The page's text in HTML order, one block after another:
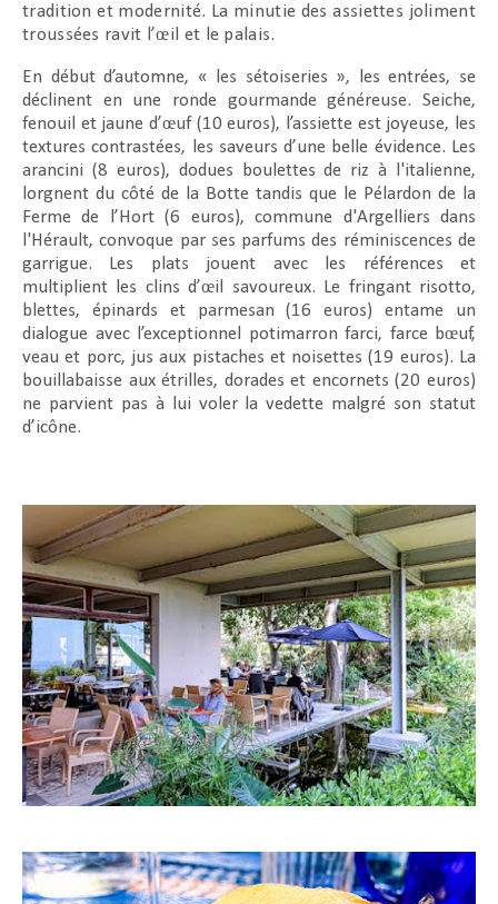
tradition et modernité. La minutie des assiettes joliment
troussées ravit l’œil et le palais.
En début d’automne, « les sétoiseries », les entrées, se
déclinent en une ronde gourmande généreuse. Seiche,
fenouil et jaune d’œuf (10 euros), l’assiette est joyeuse, les
textures contrastées, les saveurs d’une belle évidence. Les
arancini (8 euros), dodues boulettes de riz à l'italienne,
lorgnent du côté de la Botte tandis que le Pélardon de la
Ferme de l’Hort (6 euros), commune d'Argelliers dans
l'Hérault, convoque par ses parfums des réminiscences de
garrigue. Les plats jouent avec les références et
multiplient les clins d’œil savoureux. Le fringant risotto,
blettes, épinards et parmesan (16 euros) entame un
dialogue avec l’exceptionnel potimarron farci, farce bœuf,
veau et porc, jus aux pistaches et noisettes (19 euros). La
bouillabaisse aux étrilles, dorades et encornets (20 euros)
ne parvient pas à lui voler la vedette malgré son statut
d’icône.